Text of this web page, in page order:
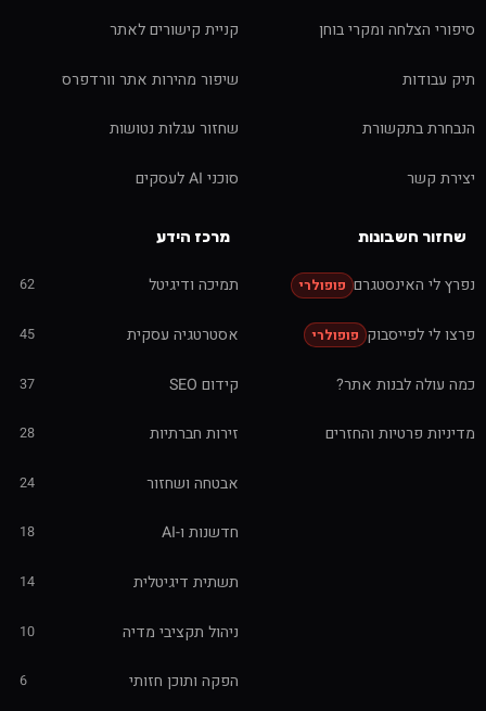
סיפורי הצלחה ומקרי בוחן
תיק עבודות
הנבחרת בתקשורת
יצירת קשר
קניית קישורים לאתר
שיפור מהירות אתר וורדפרס
שחזור עגלות נטושות
סוכני AI לעסקים
שחזור חשבונות
נפרץ לי האינסטגרם פופולרי
פרצו לי לפייסבוק פופולרי
כמה עולה לבנות אתר?
מדיניות פרטיות והחזרים
מרכז הידע
תמיכה ודיגיטל 62
אסטרטגיה עסקית 45
קידום SEO 37
זירות חברתיות 28
אבטחה ושחזור 24
חדשנות ו-AI 18
תשתית דיגיטלית 14
ניהול תקציבי מדיה 10
הפקה ותוכן חזותי 6